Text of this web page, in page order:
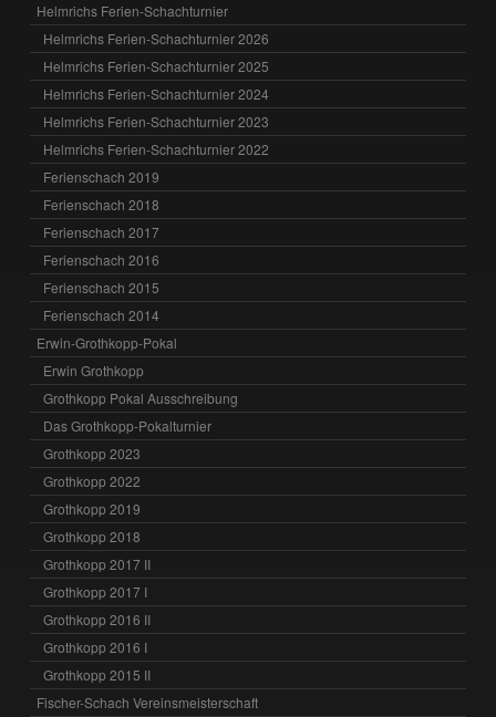
Helmrichs Ferien-Schachturnier
Helmrichs Ferien-Schachturnier 2026
Helmrichs Ferien-Schachturnier 2025
Helmrichs Ferien-Schachturnier 2024
Helmrichs Ferien-Schachturnier 2023
Helmrichs Ferien-Schachturnier 2022
Ferienschach 2019
Ferienschach 2018
Ferienschach 2017
Ferienschach 2016
Ferienschach 2015
Ferienschach 2014
Erwin-Grothkopp-Pokal
Erwin Grothkopp
Grothkopp Pokal Ausschreibung
Das Grothkopp-Pokalturnier
Grothkopp 2023
Grothkopp 2022
Grothkopp 2019
Grothkopp 2018
Grothkopp 2017 II
Grothkopp 2017 I
Grothkopp 2016 II
Grothkopp 2016 I
Grothkopp 2015 II
Fischer-Schach Vereinsmeisterschaft